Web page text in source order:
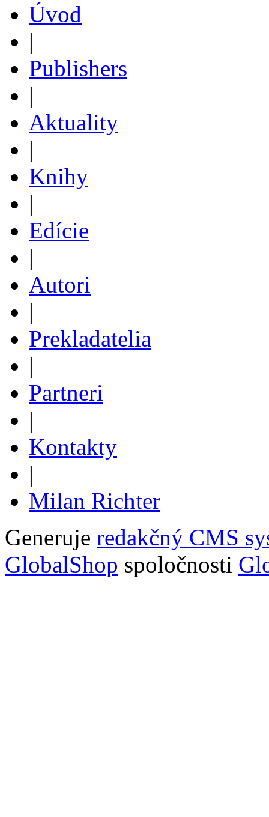
Úvod
|
Publishers
|
Aktuality
|
Knihy
|
Edície
|
Autori
|
Prekladatelia
|
Partneri
|
Kontakty
|
Milan Richter
Generuje redakčný CMS
GlobalShop spoločnosti